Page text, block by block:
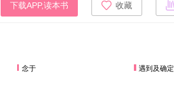
下载APP,读本书 收藏
念于 遇到及确定